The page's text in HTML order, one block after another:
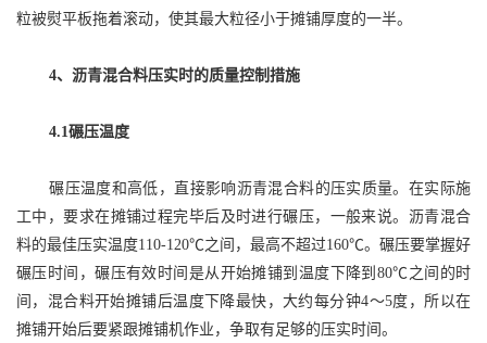
粒被熨平板拖着滚动，使其最大粒径小于摊铺厚度的一半。
4、沥青混合料压实时的质量控制措施
4.1碾压温度
碾压温度和高低，直接影响沥青混合料的压实质量。在实际施
工中，要求在摊铺过程完毕后及时进行碾压，一般来说。沥青混合
料的最佳压实温度110-120℃之间，最高不超过160℃。碾压要掌握好
碾压时间，碾压有效时间是从开始摊铺到温度下降到80℃之间的时
间，混合料开始摊铺后温度下降最快，大约每分钟4～5度，所以在
摊铺开始后要紧跟摊铺机作业，争取有足够的压实时间。